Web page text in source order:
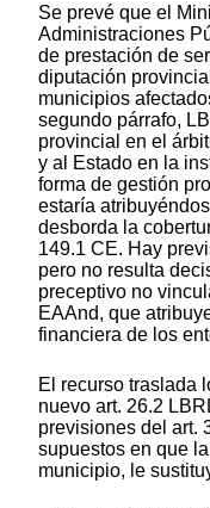
Se prevé que el
Administraciones
de prestación de
diputación
municipios
segundo párrafo,
provincial en el
y al Estado en la
forma de gestión
estaría
desborda la
149.1 CE. Hay
pero no resulta
preceptivo no
EAAnd, que
financiera de los
El recurso traslada
nuevo art. 26.2
previsiones del art.
supuestos en que
municipio, le